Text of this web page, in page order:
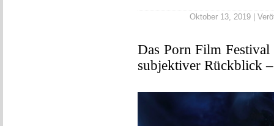
Oktober 13, 2019 |
Das Porn Film
subjektiver Rückblick